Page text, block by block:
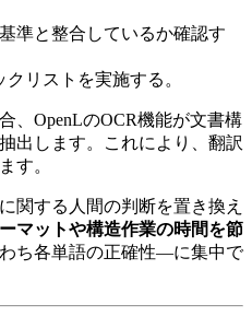
準と整合しているか確認す
リストを実施する。
、OpenLのOCR機能が文書構
出します。これにより、翻訳
す。
関する人間の判断を置き換え
マットや構造作業の時間を節
ち各単語の正確性—に集中で